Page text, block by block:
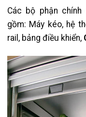
Các bộ phận
gồm: Máy kéo, hệ
rail, bảng điều khiển,